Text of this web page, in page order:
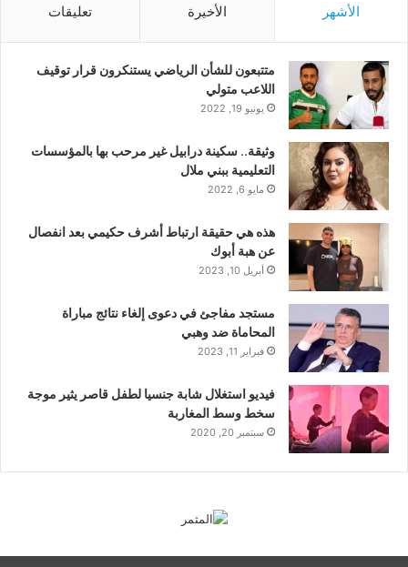
الأشهر الأخيرة تعليقات
متتبعون للشأن الرياضي يستنكرون قرار توقيف
اللاعب متولي
يونيو 19, 2022
وثيقة.. سكينة درابيل غير مرحب بها بالمؤسسات
التعليمية ببني ملال
مايو 6, 2022
هذه هي حقيقة ارتباط أشرف حكيمي بعد انفصال
عن هبة أبوك
أبريل 10, 2023
مستجد مفاجئ في دعوى إلغاء نتائج مباراة
المحاماة ضد وهبي
فبراير 11, 2023
فيديو استغلال شابة جنسيا لطفل قاصر يثير موجة
سخط وسط المغاربة
سبتمبر 20, 2020